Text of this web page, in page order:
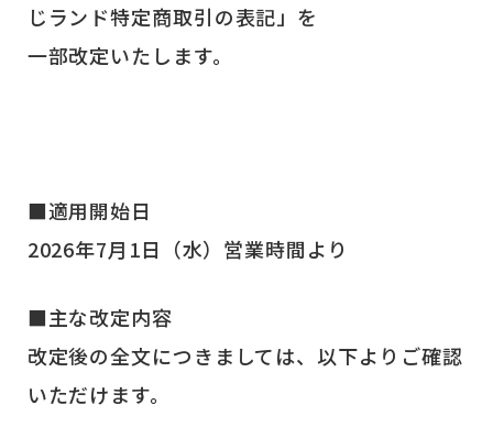
じランド特定商取引の表記」を
一部改定いたします。
■適用開始日
2026年7月1日（水）営業時間より
■主な改定内容
改定後の全文につきましては、以下よりご確認
いただけます。